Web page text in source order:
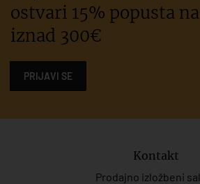
ostvari 15% popusta
iznad 300€
PRIJAVI SE
Kontakt
Prodajno izložbeni